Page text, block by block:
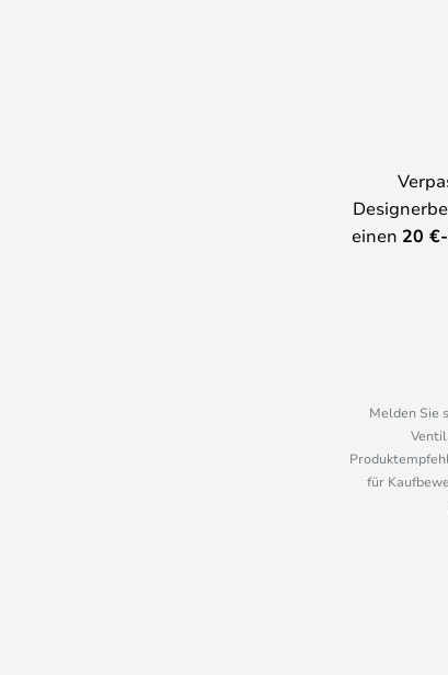
einen 20
Melden Sie
für